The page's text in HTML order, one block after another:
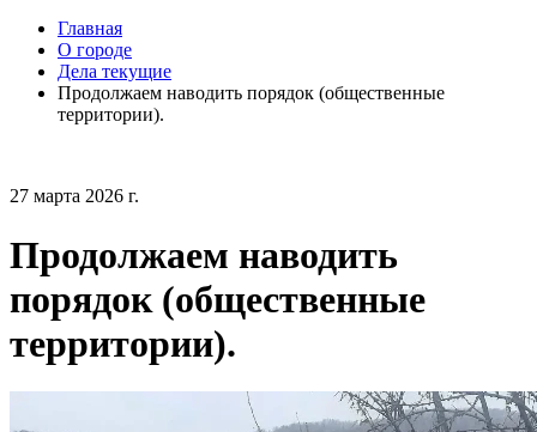
Главная
О городе
Дела текущие
Продолжаем наводить порядок (общественные
территории).
27 марта 2026 г.
Продолжаем наводить
порядок (общественные
территории).